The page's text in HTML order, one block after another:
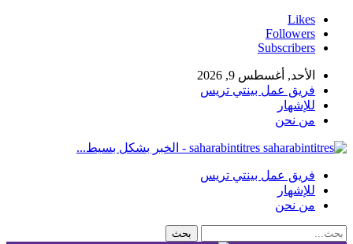
Likes
Followers
Subscribers
الأحد, أغسطس 9, 2026
فريق عمل بينتي تريس
للإشهار
من نحن
saharabintitres - الخبر بشكل بسيط...
فريق عمل بينتي تريس
للإشهار
من نحن